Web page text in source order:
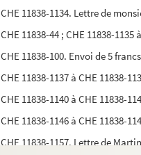
CHE 11838-1134. Lettre de
CHE 11838-44 ; CHE 11838-
CHE 11838-100. Envoi de 5
CHE 11838-1137 à CHE 11838-
CHE 11838-1140 à CHE 11838-
CHE 11838-1146 à CHE 11838-
CHE 11838-1157. Lettre de